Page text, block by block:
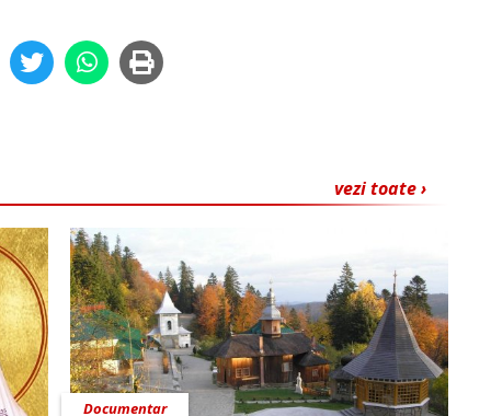
vezi toate ›
Documentar